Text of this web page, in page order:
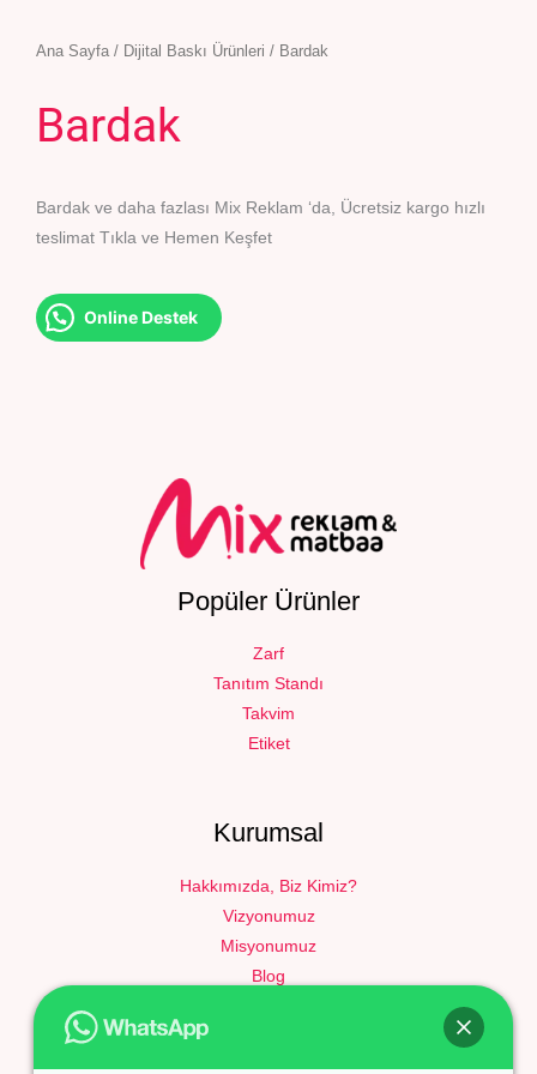
Ana Sayfa / Dijital Baskı Ürünleri / Bardak
Bardak
Bardak ve daha fazlası Mix Reklam ‘da, Ücretsiz kargo hızlı
teslimat Tıkla ve Hemen Keşfet
Online Destek
Popüler Ürünler
Zarf
Tanıtım Standı
Takvim
Etiket
Kurumsal
Hakkımızda, Biz Kimiz?
Vizyonumuz
Misyonumuz
Blog